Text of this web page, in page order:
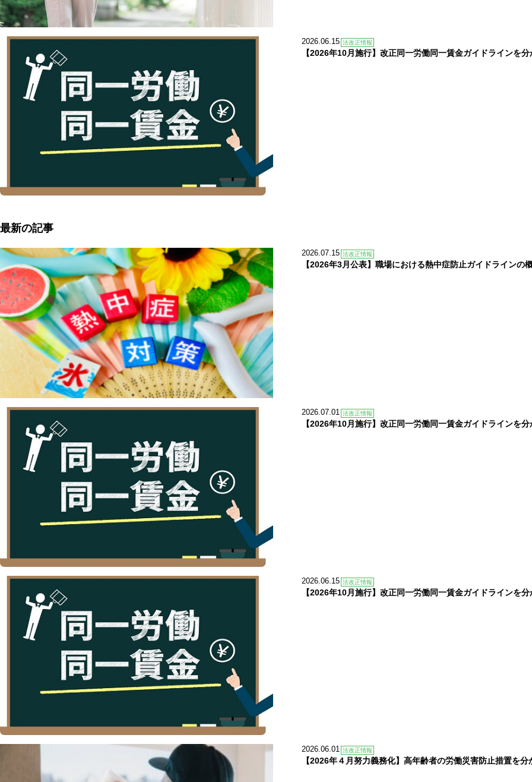
2026.06.15 法改正情報
【2026年10月施行】改正同一労働同一賃金ガイドラインを分
最新の記事
2026.07.15 法改正情報
【2026年3月公表】職場における熱中症防止ガイドラインの
2026.07.01 法改正情報
【2026年10月施行】改正同一労働同一賃金ガイドラインを分
2026.06.15 法改正情報
【2026年10月施行】改正同一労働同一賃金ガイドラインを分
2026.06.01 法改正情報
【2026年４月努力義務化】高年齢者の労働災害防止措置を分